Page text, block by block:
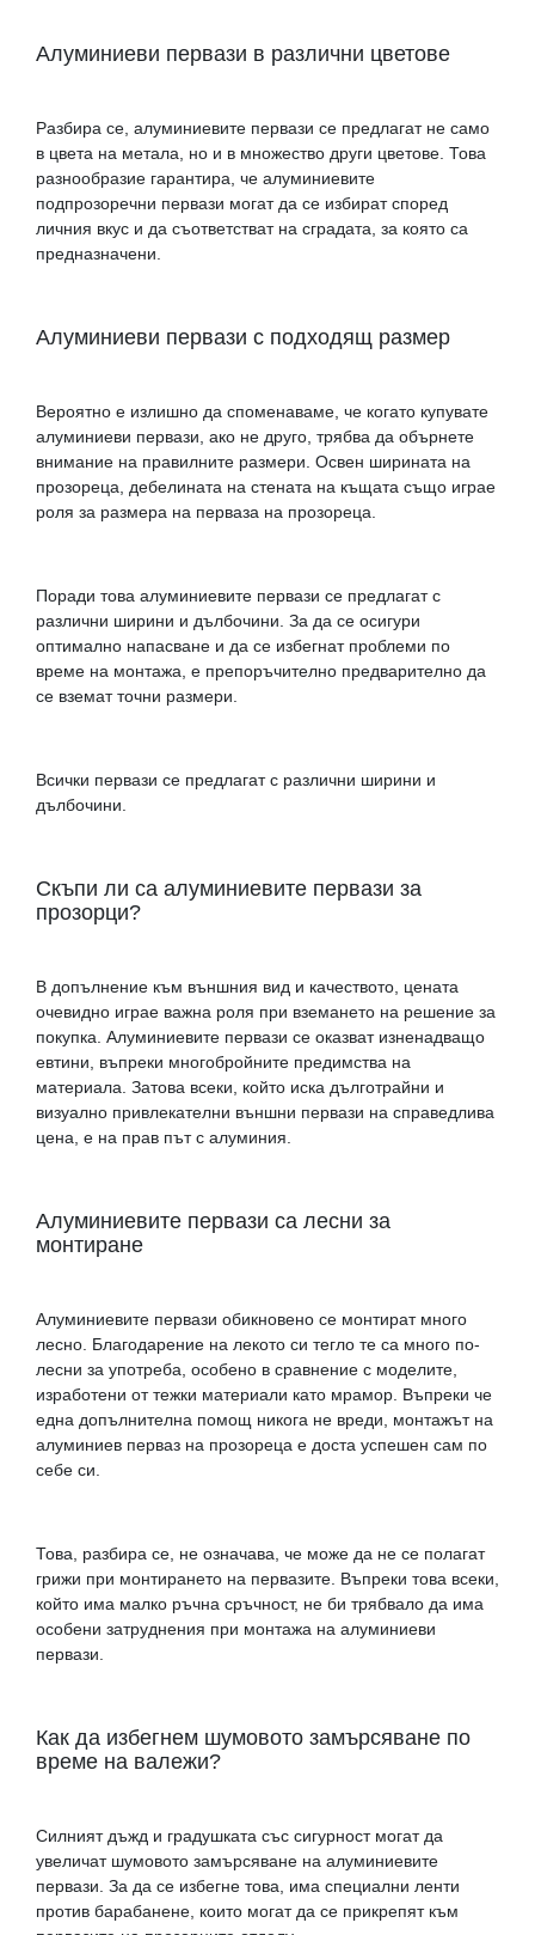
Алуминиеви первази в различни цветове
Разбира се, алуминиевите первази се предлагат не само
в цвета на метала, но и в множество други цветове. Това
разнообразие гарантира, че алуминиевите
подпрозоречни первази могат да се избират според
личния вкус и да съответстват на сградата, за която са
предназначени.
Алуминиеви первази с подходящ размер
Вероятно е излишно да споменаваме, че когато купувате
алуминиеви первази, ако не друго, трябва да обърнете
внимание на правилните размери. Освен ширината на
прозореца, дебелината на стената на къщата също играе
роля за размера на перваза на прозореца.
Поради това алуминиевите первази се предлагат с
различни ширини и дълбочини. За да се осигури
оптимално напасване и да се избегнат проблеми по
време на монтажа, е препоръчително предварително да
се вземат точни размери.
Всички первази се предлагат с различни ширини и
дълбочини.
Скъпи ли са алуминиевите первази за
прозорци?
В допълнение към външния вид и качеството, цената
очевидно играе важна роля при вземането на решение за
покупка. Алуминиевите первази се оказват изненадващо
евтини, въпреки многобройните предимства на
материала. Затова всеки, който иска дълготрайни и
визуално привлекателни външни первази на справедлива
цена, е на прав път с алуминия.
Алуминиевите первази са лесни за
монтиране
Алуминиевите первази обикновено се монтират много
лесно. Благодарение на лекото си тегло те са много по-
лесни за употреба, особено в сравнение с моделите,
изработени от тежки материали като мрамор. Въпреки че
една допълнителна помощ никога не вреди, монтажът на
алуминиев перваз на прозореца е доста успешен сам по
себе си.
Това, разбира се, не означава, че може да не се полагат
грижи при монтирането на первазите. Въпреки това всеки,
който има малко ръчна сръчност, не би трябвало да има
особени затруднения при монтажа на алуминиеви
первази.
Как да избегнем шумовото замърсяване по
време на валежи?
Силният дъжд и градушката със сигурност могат да
увеличат шумовото замърсяване на алуминиевите
первази. За да се избегне това, има специални ленти
против барабанене, които могат да се прикрепят към